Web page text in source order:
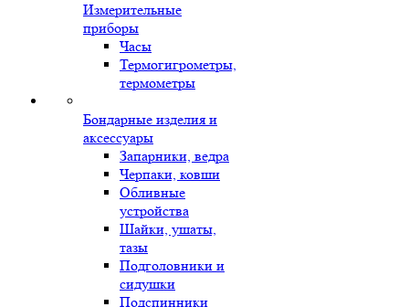
Измерительные
приборы
Часы
Термогигрометры,
термометры
Бондарные изделия и
аксессуары
Запарники, ведра
Черпаки, ковши
Обливные
устройства
Шайки, ушаты,
тазы
Подголовники и
сидушки
Подспинники